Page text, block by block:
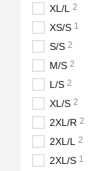
XL/L 2
XS/S 1
S/S 2
M/S 2
L/S 2
XL/S 2
2XL/R 2
2XL/L 2
2XL/S 1